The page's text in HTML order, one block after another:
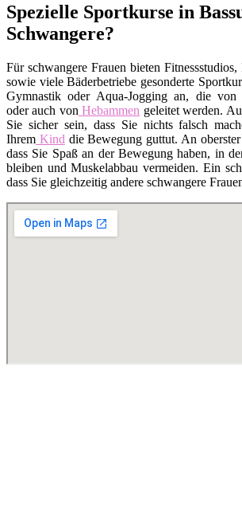
Spezielle Sportkurse in
Schwangere?
Für schwangere Frauen bieten Fitnessstudios,
sowie viele Bäderbetriebe gesonderte
Gymnastik oder Aqua-Jogging an, die von
oder auch von Hebammen geleitet werden.
Sie sicher sein, dass Sie nichts falsch
Ihrem Kind die Bewegung guttut. An
dass Sie Spaß an der Bewegung haben, in
bleiben und Muskelabbau vermeiden. Ein
dass Sie gleichzeitig andere schwangere